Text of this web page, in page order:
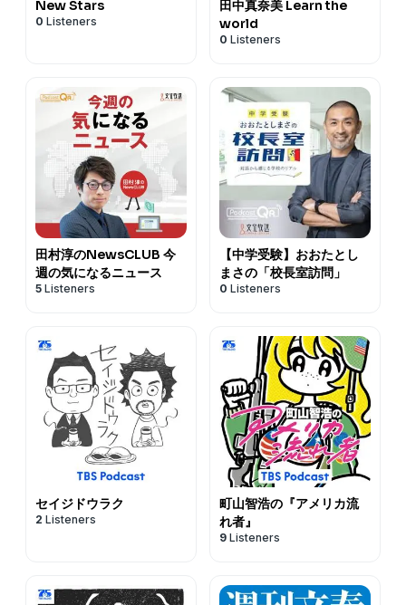
New Stars
0 Listeners
田中真奈美 Learn the
world
0 Listeners
田村淳のNewsCLUB 今
週の気になるニュース
5 Listeners
【中学受験】おおたとし
まさの「校長室訪問」
0 Listeners
セイジドウラク
2 Listeners
町山智浩の『アメリカ流
れ者』
9 Listeners